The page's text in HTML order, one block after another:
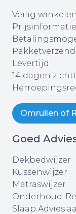
Veilig winkelen
Levertijd
14 dagen
Omruilen of
Goed
Dekbedwijzer
Kussenwijzer
Matraswijzer
Onderhoud-
Slaap Advies